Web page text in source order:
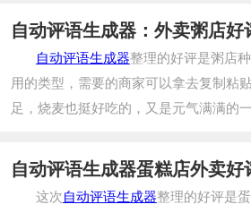
自动评语生成器：外卖粥店好
自动评语生成器整理的好评是粥店
用的类型，需要的商家可以拿去复制
足，烧麦也挺好吃的，又是元气满满的
自动评语生成器蛋糕店外卖好
这次自动评语生成器整理的好评是